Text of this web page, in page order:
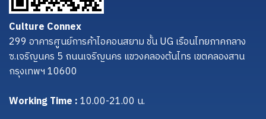
Culture Connex
299 อาคารศูนย์การค้าไอคอนสยาม ชั้น UG เรือนไทยภาคกลาง
ซ.เจริญนคร 5 ถนนเจริญนคร แขวงคลองต้นไทร เขตคลองสาน
กรุงเทพฯ 10600
Working Time :10.00-21.00 น.